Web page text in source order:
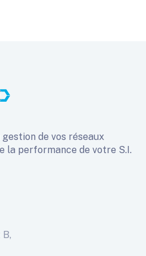
de vos réseaux
la performance de votre S.I.